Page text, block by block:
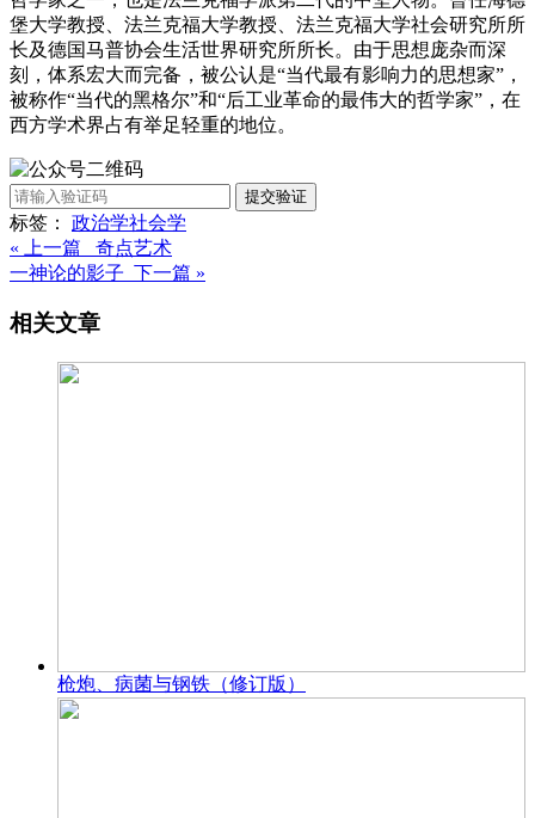
堡大学教授、法兰克福大学教授、法兰克福大学社会研究所所
长及德国马普协会生活世界研究所所长。由于思想庞杂而深
刻，体系宏大而完备，被公认是“当代最有影响力的思想家”，
被称作“当代的黑格尔”和“后工业革命的最伟大的哲学家”，在
西方学术界占有举足轻重的地位。
提交验证
标签： 政治学社会学
« 上一篇 奇点艺术
一神论的影子 下一篇 »
相关文章
枪炮、病菌与钢铁（修订版）